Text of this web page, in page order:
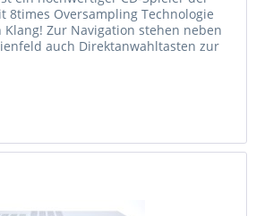
8times Oversampling Technologie
Zur Navigation stehen neben
auch Direktanwahltasten zur
sampling Direktanwahltasten...